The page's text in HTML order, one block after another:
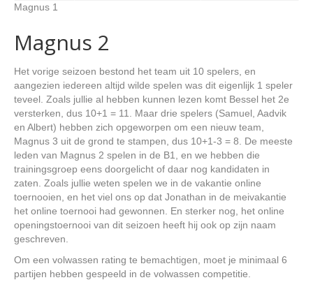
Magnus 1
Magnus 2
Het vorige seizoen bestond het team uit 10 spelers, en
aangezien iedereen altijd wilde spelen was dit eigenlijk 1 speler
teveel. Zoals jullie al hebben kunnen lezen komt Bessel het 2e
versterken, dus 10+1 = 11. Maar drie spelers (Samuel, Aadvik
en Albert) hebben zich opgeworpen om een nieuw team,
Magnus 3 uit de grond te stampen, dus 10+1-3 = 8. De meeste
leden van Magnus 2 spelen in de B1, en we hebben die
trainingsgroep eens doorgelicht of daar nog kandidaten in
zaten. Zoals jullie weten spelen we in de vakantie online
toernooien, en het viel ons op dat Jonathan in de meivakantie
het online toernooi had gewonnen. En sterker nog, het online
openingstoernooi van dit seizoen heeft hij ook op zijn naam
geschreven.
Om een volwassen rating te bemachtigen, moet je minimaal 6
partijen hebben gespeeld in de volwassen competitie.